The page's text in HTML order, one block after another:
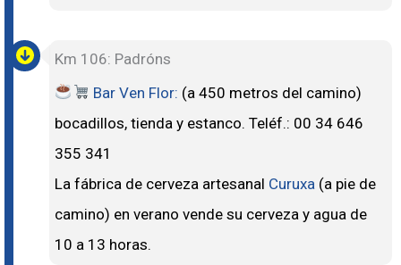
Km 106: Padróns
Bar Ven Flor: (a 450 metros del camino)
bocadillos, tienda y estanco. Teléf.: 00 34 646
355 341
La fábrica de cerveza artesanal Curuxa (a pie de
camino) en verano vende su cerveza y agua de
10 a 13 horas.